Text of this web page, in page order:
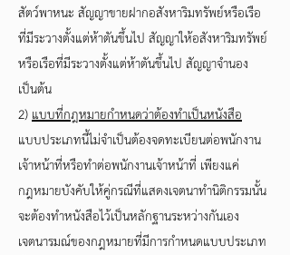
สัตว์พาหนะ สัญญาขายฝากอสังหาริมทรัพย์หรือเรือ
ที่มีระวางตั้งแต่ห้าตันขึ้นไป สัญญาให้อสังหาริมทรัพย์
หรือเรือที่มีระวางตั้งแต่ห้าตันขึ้นไป สัญญาจำนอง
เป็นต้น
2)แบบที่กฎหมายกำหนดว่าต้องทำเป็นหนังสือ
แบบประเภทนี้ไม่จำเป็นต้องจดทะเบียนต่อพนักงาน
เจ้าหน้าที่หรือทำต่อพนักงานเจ้าหน้าที่ เพียงแค่
กฎหมายบังคับให้คู่กรณีที่แสดงเจตนาทำนิติกรรมนั้น
จะต้องทำหนังสือไว้เป็นหลักฐานระหว่างกันเอง
เจตนารมณ์ของกฎหมายที่มีการกำหนดแบบประเภท